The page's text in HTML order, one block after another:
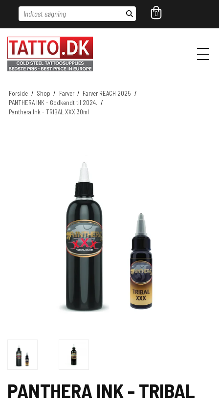
Indtast søgning 0
Forside / Shop / Farver / Farver REACH 2025 /
PANTHERA INK - Godkendt til 2024. /
Panthera Ink - TRIBAL XXX 30ml
PANTHERA INK - TRIBAL